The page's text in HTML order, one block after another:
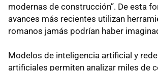
modernas de construcción”. De esta
avances más recientes utilizan
romanos jamás podrían haber
Modelos de inteligencia artificial y
artificiales permiten analizar miles de